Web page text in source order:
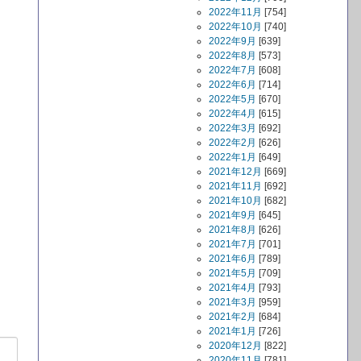
2022年11月 [754]
2022年10月 [740]
2022年9月 [639]
2022年8月 [573]
2022年7月 [608]
2022年6月 [714]
2022年5月 [670]
2022年4月 [615]
2022年3月 [692]
2022年2月 [626]
2022年1月 [649]
2021年12月 [669]
2021年11月 [692]
2021年10月 [682]
2021年9月 [645]
2021年8月 [626]
2021年7月 [701]
2021年6月 [789]
2021年5月 [709]
2021年4月 [793]
2021年3月 [959]
2021年2月 [684]
2021年1月 [726]
2020年12月 [822]